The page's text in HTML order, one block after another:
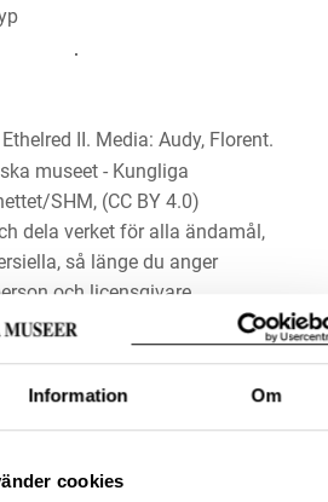
Information Om
cookies
II. Media: Audy, Florent.
museet - Kungliga
SHM, (CC BY 4.0)
dela verket för alla ändamål,
så länge du anger
och licensgivare.